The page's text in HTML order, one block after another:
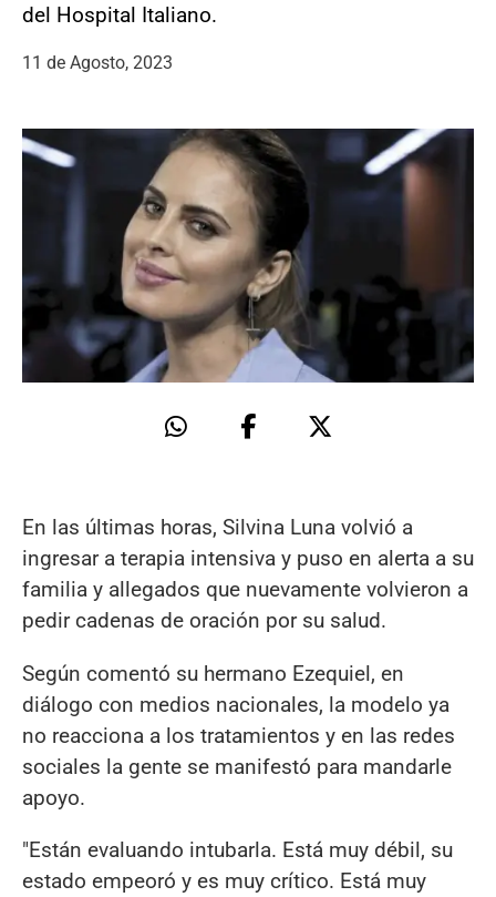
del Hospital Italiano.
11 de Agosto, 2023
En las últimas horas, Silvina Luna volvió a
ingresar a terapia intensiva y puso en alerta a su
familia y allegados que nuevamente volvieron a
pedir cadenas de oración por su salud.
Según comentó su hermano Ezequiel, en
diálogo con medios nacionales, la modelo ya
no reacciona a los tratamientos y en las redes
sociales la gente se manifestó para mandarle
apoyo.
"Están evaluando intubarla. Está muy débil, su
estado empeoró y es muy crítico. Está muy